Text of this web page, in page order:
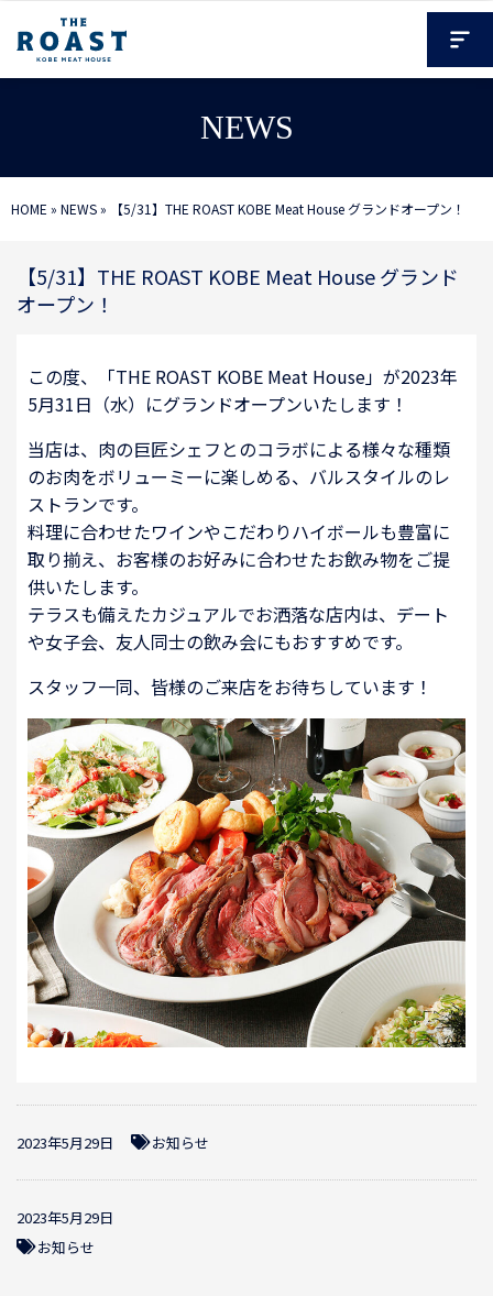
NEWS
HOME » NEWS» 【5/31】THE ROAST KOBE Meat House グランドオープン！
【5/31】THE ROAST KOBE Meat House グランド
オープン！
この度、「THE ROAST KOBE Meat House」が2023年
5月31日（水）にグランドオープンいたします！
当店は、肉の巨匠シェフとのコラボによる様々な種類
のお肉をボリューミーに楽しめる、バルスタイルのレ
ストランです。
料理に合わせたワインやこだわりハイボールも豊富に
取り揃え、お客様のお好みに合わせたお飲み物をご提
供いたします。
テラスも備えたカジュアルでお洒落な店内は、デート
や女子会、友人同士の飲み会にもおすすめです。
スタッフ一同、皆様のご来店をお待ちしています！
2023年5月29日 お知らせ
2023年5月29日
お知らせ